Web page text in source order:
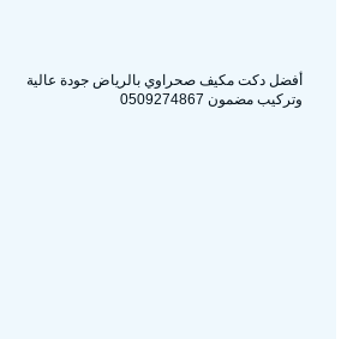
أفضل دكت مكيف صحراوي بالرياض جودة عالية
وتركيب مضمون 0509274867